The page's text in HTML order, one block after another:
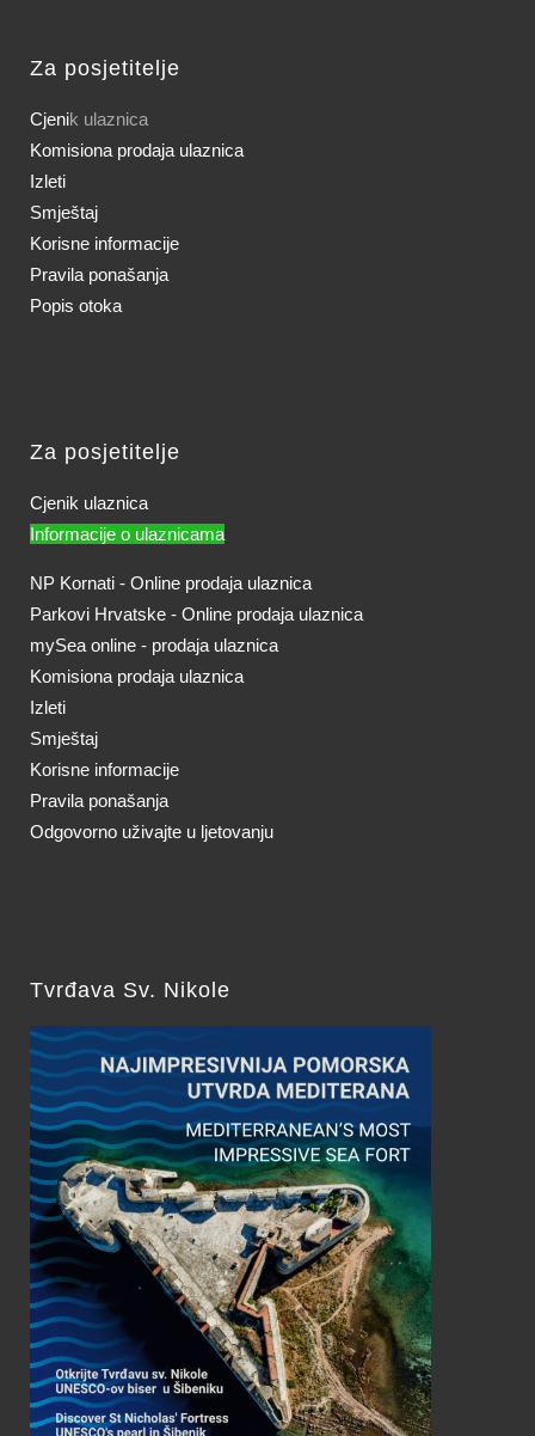
Za posjetitelje
Cjenik ulaznica
Komisiona prodaja ulaznica
Izleti
Smještaj
Korisne informacije
Pravila ponašanja
Popis otoka
Za posjetitelje
Cjenik ulaznica
Informacije o ulaznicama
NP Kornati - Online prodaja ulaznica
Parkovi Hrvatske - Online prodaja ulaznica
mySea online - prodaja ulaznica
Komisiona prodaja ulaznica
Izleti
Smještaj
Korisne informacije
Pravila ponašanja
Odgovorno uživajte u ljetovanju
Tvrđava Sv. Nikole